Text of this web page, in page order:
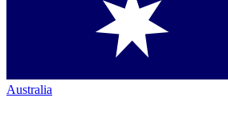
Australia